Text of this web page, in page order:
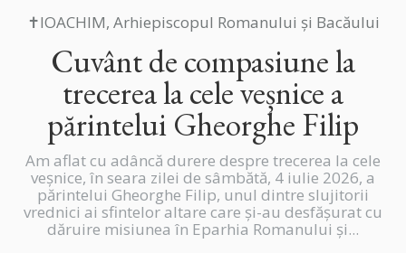
✝IOACHIM, Arhiepiscopul Romanului și Bacăului
Cuvânt de compasiune la
trecerea la cele veșnice a
părintelui Gheorghe Filip
Am aflat cu adâncă durere despre trecerea la cele
veșnice, în seara zilei de sâmbătă, 4 iulie 2026, a
părintelui Gheorghe Filip, unul dintre slujitorii
vrednici ai sfintelor altare care și-au desfășurat cu
dăruire misiunea în Eparhia Romanului și...